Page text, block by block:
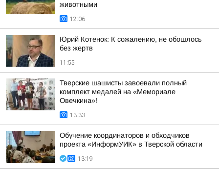
животными
12:06
Юрий Котенок: К сожалению, не обошлось
без жертв
11:55
Тверские шашисты завоевали полный
комплект медалей на «Мемориале
Овечкина»!
13:33
Обучение координаторов и обходчиков
проекта «ИнформУИК» в Тверской области
13:19